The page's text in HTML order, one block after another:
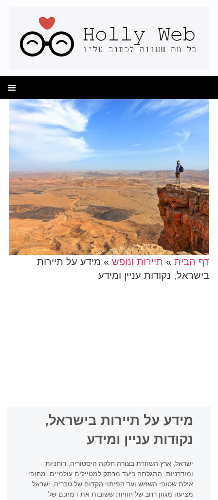
דף הבית » תיירות ונופש » מידע על תיירות
בישראל, נקודות עניין ומידע
מידע על תיירות בישראל,
נקודות עניין ומידע
ישראל, ארץ השוזרת בצורה חלקה היסטוריה, רוחניות
ומודרניות, התגלתה כיעד מרתק למטיילים עולמיים. מחופי
אילת שטופי השמש ועד הפיתוי הקדום של טבריה, ישראל
מציעה מגוון רחב של חוויות ששובות את דמיונם של